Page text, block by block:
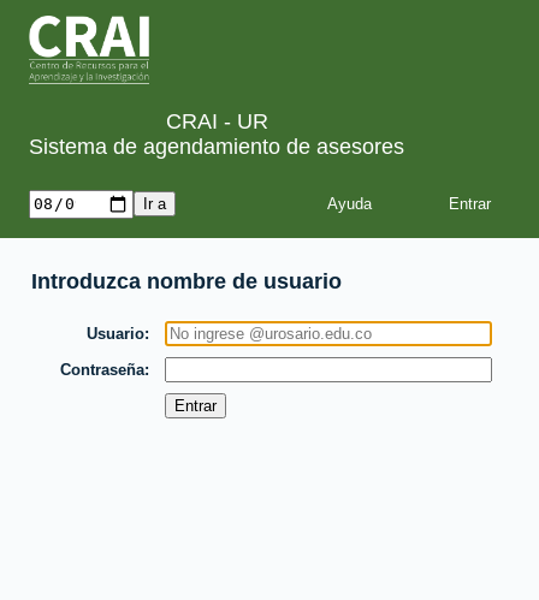
CRAI - UR
Sistema de agendamiento de asesores
Ayuda
Introduzca nombre de usuario
Usuario
Contraseña